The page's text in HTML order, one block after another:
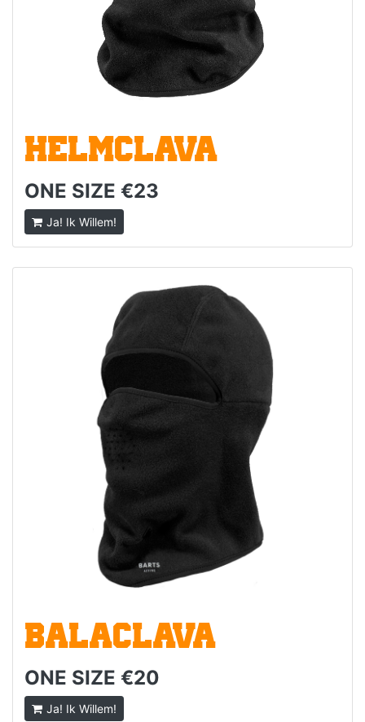
HELMCLAVA
ONE SIZE €23
Ja! Ik Willem!
BALACLAVA
ONE SIZE €20
Ja! Ik Willem!